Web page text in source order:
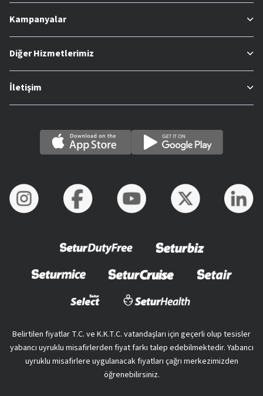
Kampanyalar
Diğer Hizmetlerimiz
İletişim
Belirtilen fiyatlar T.C. ve K.K.T.C. vatandaşları için geçerli olup tesisler
yabancı uyruklu misafirlerden fiyat farkı talep edebilmektedir. Yabancı
uyruklu misafirlere uygulanacak fiyatları çağrı merkezimizden
öğrenebilirsiniz.